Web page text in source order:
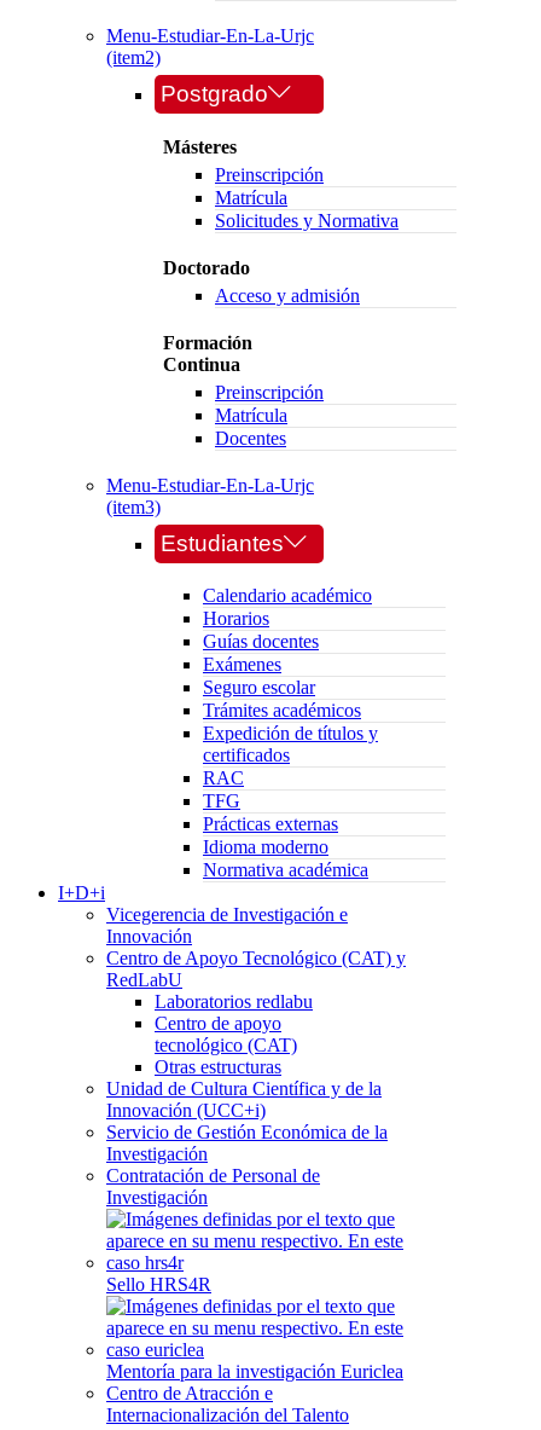
Menu-Estudiar-En-La-Urjc
(item2)
Postgrado
Másteres
Preinscripción
Matrícula
Solicitudes y Normativa
Doctorado
Acceso y admisión
Formación
Continua
Preinscripción
Matrícula
Docentes
Menu-Estudiar-En-La-Urjc
(item3)
Estudiantes
Calendario académico
Horarios
Guías docentes
Exámenes
Seguro escolar
Trámites académicos
Expedición de títulos y
certificados
RAC
TFG
Prácticas externas
Idioma moderno
Normativa académica
I+D+i
Vicegerencia de Investigación e
Innovación
Centro de Apoyo Tecnológico (CAT) y
RedLabU
Laboratorios redlabu
Centro de apoyo
tecnológico (CAT)
Otras estructuras
Unidad de Cultura Científica y de la
Innovación (UCC+i)
Servicio de Gestión Económica de la
Investigación
Contratación de Personal de
Investigación
Sello HRS4R
Mentoría para la investigación Euriclea
Centro de Atracción e
Internacionalización del Talento